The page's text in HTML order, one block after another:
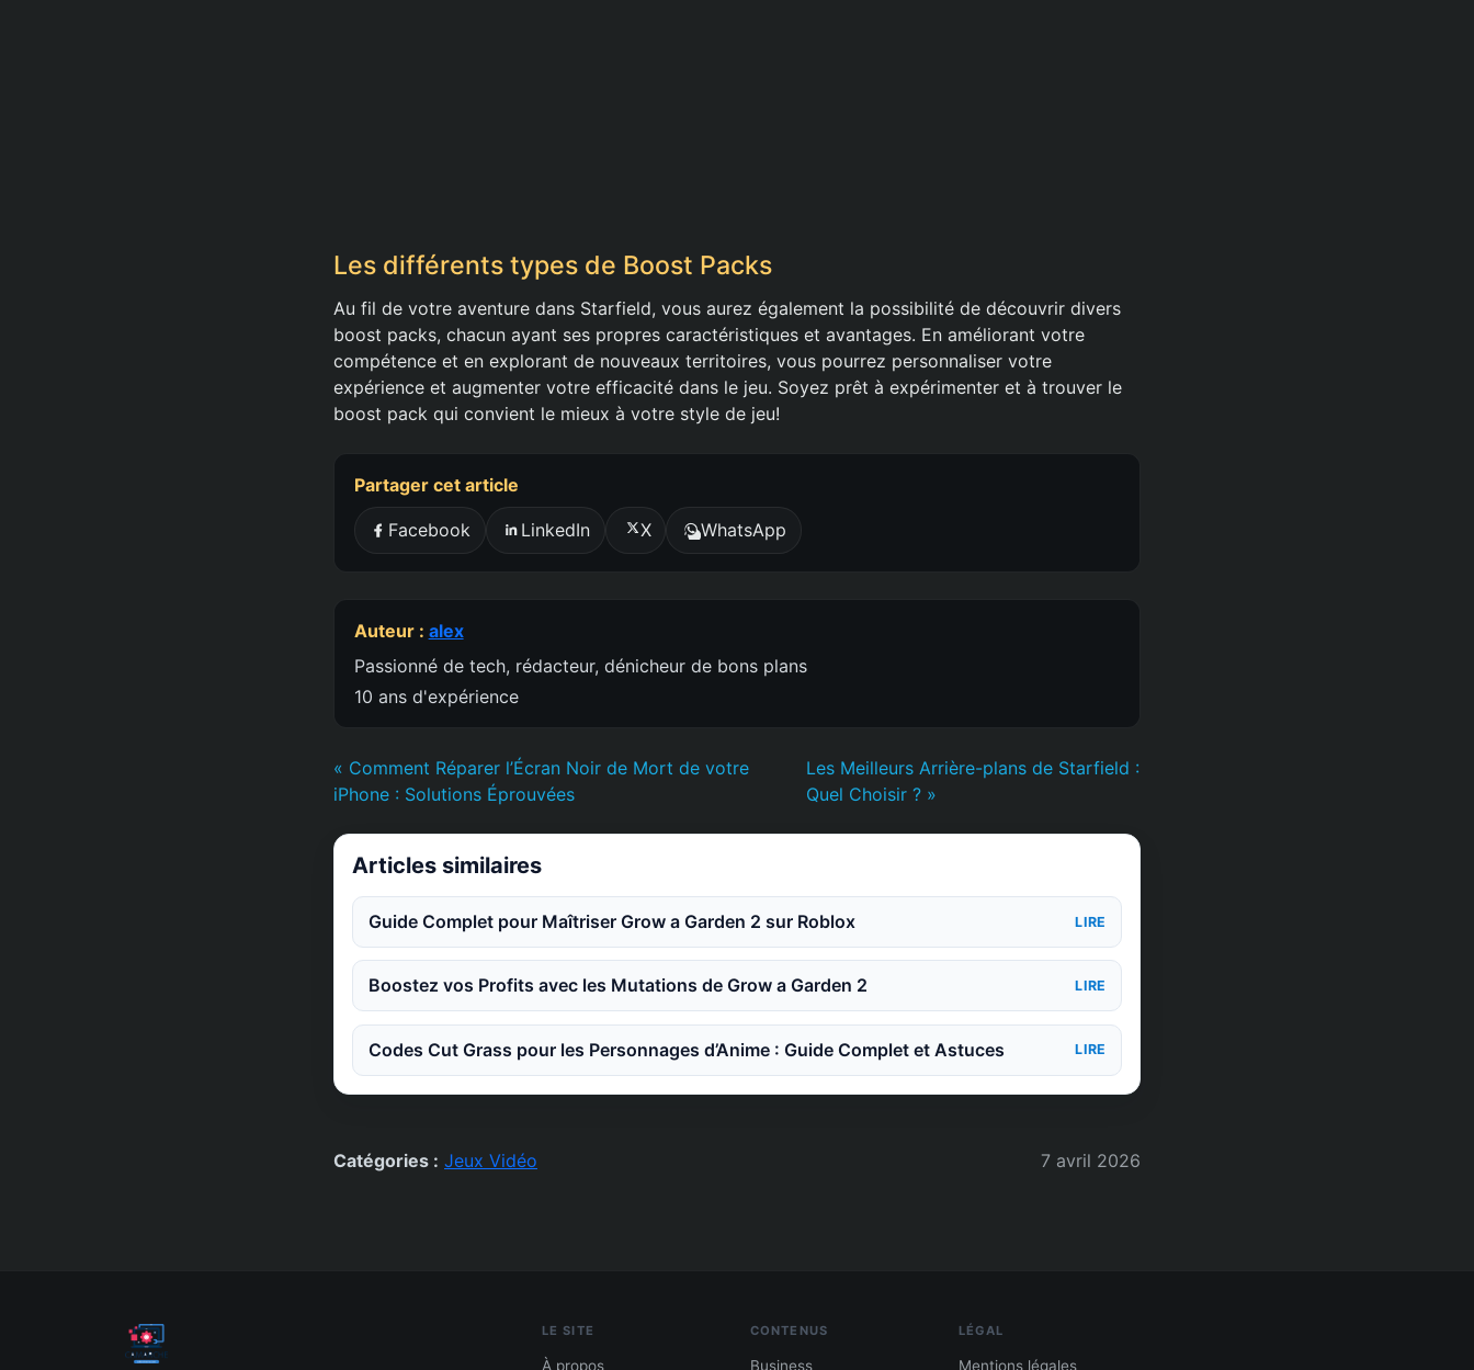
Les différents types de Boost Packs
Au fil de votre aventure dans Starfield, vous aurez également la possibilité de découvrir divers
boost packs, chacun ayant ses propres caractéristiques et avantages. En améliorant votre
compétence et en explorant de nouveaux territoires, vous pourrez personnaliser votre
expérience et augmenter votre efficacité dans le jeu. Soyez prêt à expérimenter et à trouver le
boost pack qui convient le mieux à votre style de jeu!
Partager cet article
Facebook LinkedIn X WhatsApp
Auteur : alex
Passionné de tech, rédacteur, dénicheur de bons plans
10 ans d'expérience
« Comment Réparer l’Écran Noir de Mort de votre
iPhone : Solutions Éprouvées
Les Meilleurs Arrière-plans de Starfield :
Quel Choisir ? »
Articles similaires
Guide Complet pour Maîtriser Grow a Garden 2 sur Roblox LIRE
Boostez vos Profits avec les Mutations de Grow a Garden 2 LIRE
Codes Cut Grass pour les Personnages d’Anime : Guide Complet et Astuces LIRE
Catégories : Jeux Vidéo 7 avril 2026
LE SITE
À propos
CONTENUS
Business
LÉGAL
Mentions légales